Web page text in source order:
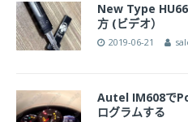
New Type HU66
方 (ビデオ）
2019-06-21
Autel IM608で
ログラムする